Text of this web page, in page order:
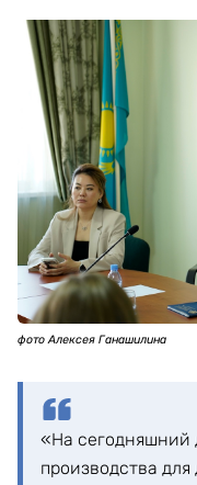
фото Алексея Ганашилина
«На
производства для